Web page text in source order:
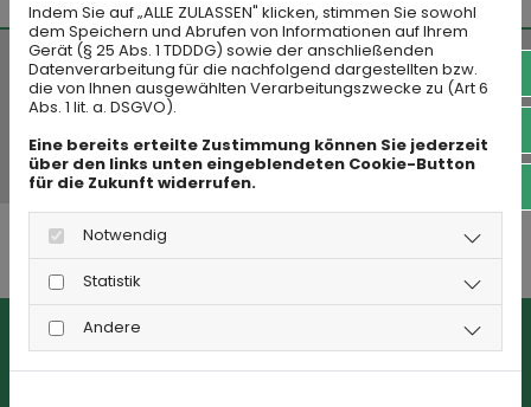
NEUGIERIG AUF UNSERE SPEISEKARTE?
HIER KLICKEN!
Indem Sie auf „ALLE ZULASSEN" klicken, stimmen Sie sowohl
dem Speichern und Abrufen von Informationen auf Ihrem
Gerät (§ 25 Abs. 1 TDDDG) sowie der anschließenden
Datenverarbeitung für die nachfolgend dargestellten bzw.
die von Ihnen ausgewählten Verarbeitungszwecke zu (Art 6
Abs. 1 lit. a. DSGVO).
Eine bereits erteilte Zustimmung können Sie jederzeit
über den links unten eingeblendeten Cookie-Button
für die Zukunft widerrufen.
Notwendig
Statistik
Andere